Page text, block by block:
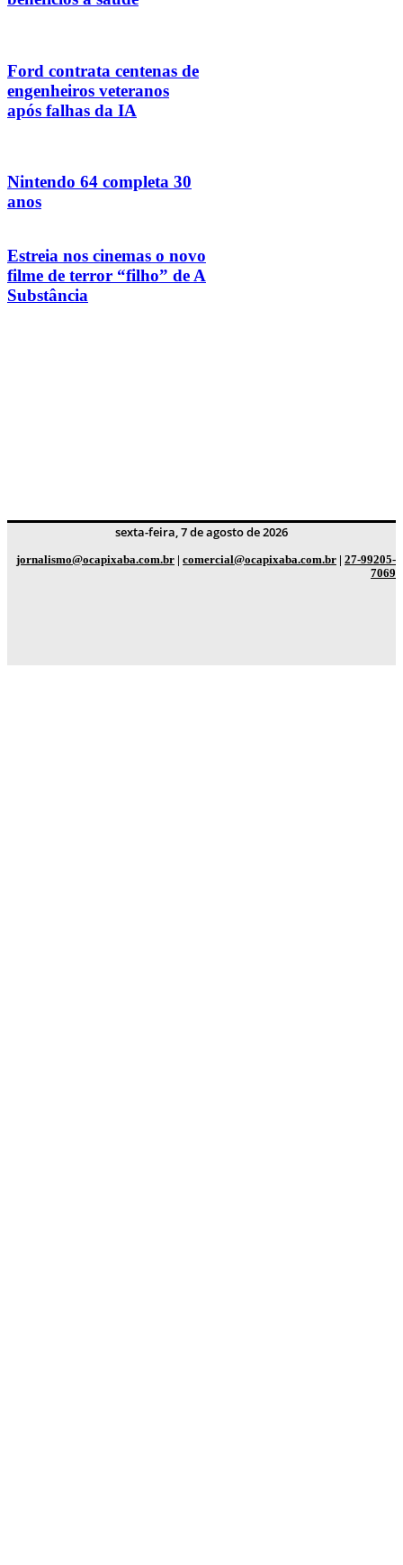
Ford contrata centenas de
engenheiros veteranos
após falhas da IA
Nintendo 64 completa 30
anos
Estreia nos cinemas o novo
filme de terror “filho” de A
Substância
sexta-feira, 7 de agosto de 2026
jornalismo@ocapixaba.com.br | comercial@ocapixaba.com.br | 27-99205-
7069